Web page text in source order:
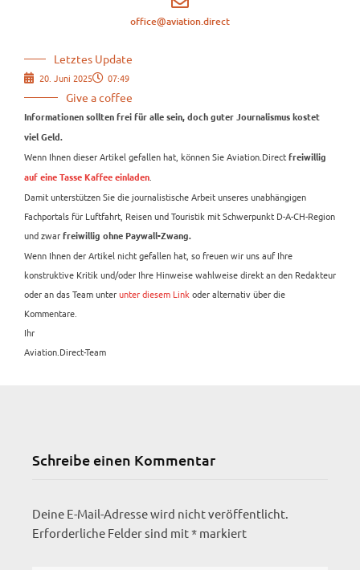
office@aviation.direct
Letztes Update
20. Juni 2025 07:49
Give a coffee
Informationen sollten frei für alle sein, doch guter Journalismus kostet
viel Geld.
Wenn Ihnen dieser Artikel gefallen hat, können Sie Aviation.Direct freiwillig
auf eine Tasse Kaffee einladen
Damit unterstützen Sie die journalistische Arbeit unseres unabhängigen
Fachportals für Luftfahrt, Reisen und Touristik mit Schwerpunkt D-A-CH-Region
und zwar freiwillig ohne Paywall-Zwang.
Wenn Ihnen der Artikel nicht gefallen hat, so freuen wir uns auf Ihre
konstruktive Kritik und/oder Ihre Hinweise wahlweise direkt an den Redakteur
oder an das Team unterunter diesem Link oder alternativ über die
Kommentare.
Ihr
Aviation.Direct-Team
Schreibe einen Kommentar
Deine E-Mail-Adresse wird nicht veröffentlicht.
Erforderliche Felder sind mit* markiert